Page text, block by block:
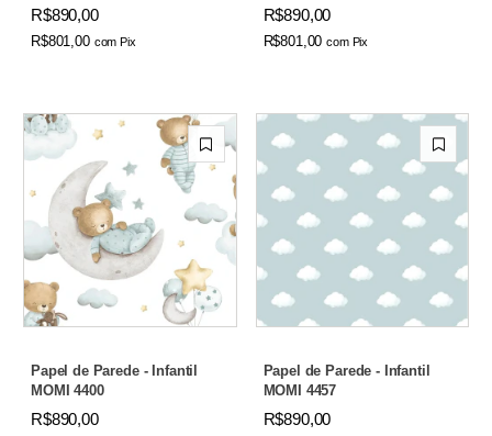
R$890,00
R$801,00 com Pix
R$890,00
R$801,00com Pix
Papel de Parede - Infantil
MOMI 4400
R$890,00
Papel de Parede - Infantil
MOMI 4457
R$890,00